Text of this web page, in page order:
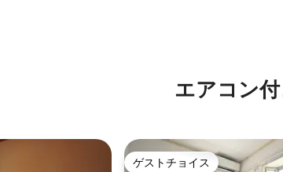
エアコン
ゲストチョイス